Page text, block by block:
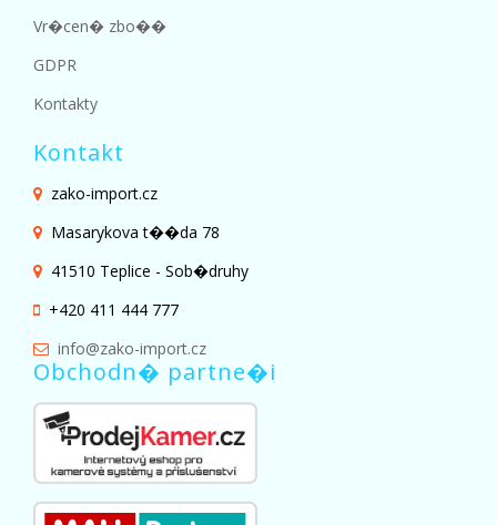
Vr�cen� zbo��
GDPR
Kontakty
Kontakt
zako-import.cz
Masarykova t��da 78
41510 Teplice - Sob�druhy
+420 411 444 777
info@zako-import.cz
Obchodn� partne�i